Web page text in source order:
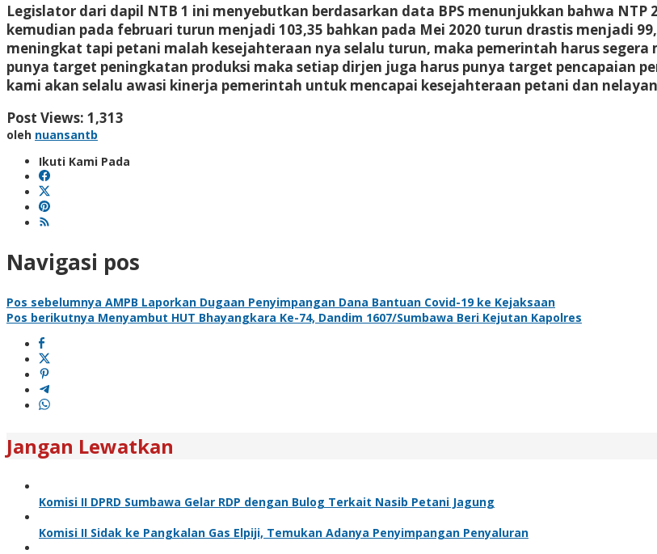
Legislator dari dapil NTB 1 ini menyebutkan berdasarkan data BPS menunjukkan bahwa NTP
kemudian pada februari turun menjadi 103,35 bahkan pada Mei 2020 turun drastis menjadi
meningkat tapi petani malah kesejahteraan nya selalu turun, maka pemerintah harus
punya target peningkatan produksi maka setiap dirjen juga harus punya target pencapaian
kami akan selalu awasi kinerja pemerintah untuk mencapai kesejahteraan petani dan
Post Views: 1,313
oleh nuansantb
Ikuti Kami Pada
Navigasi pos
Pos sebelumnya AMPB Laporkan Dugaan Penyimpangan Dana Bantuan Covid-19 ke Kejaksaan
Pos berikutnya Menyambut HUT Bhayangkara Ke-74, Dandim 1607/Sumbawa Beri Kejutan Kapolres
Jangan Lewatkan
Komisi II DPRD Sumbawa Gelar RDP dengan Bulog Terkait Nasib Petani Jagung
Komisi II Sidak ke Pangkalan Gas Elpiji, Temukan Adanya Penyimpangan Penyaluran